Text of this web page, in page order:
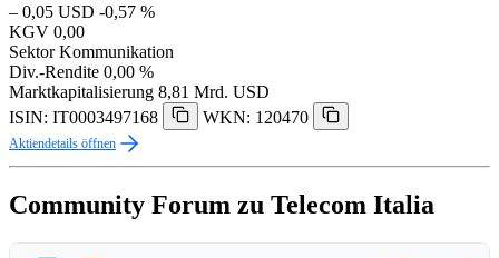
– 0,05 USD -0,57 %
KGV 0,00
Sektor Kommunikation
Div.-Rendite 0,00 %
Marktkapitalisierung 8,81 Mrd. USD
ISIN: IT0003497168
WKN: 120470
Aktiendetails öffnen
Community Forum zu Telecom Italia